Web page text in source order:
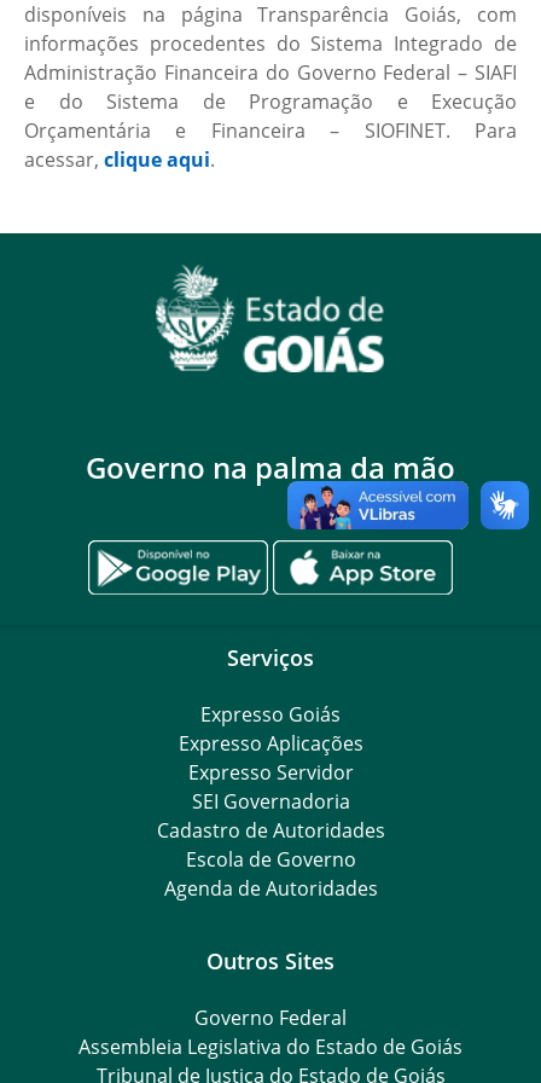
disponíveis na página Transparência Goiás, com
informações procedentes do Sistema Integrado de
Administração Financeira do Governo Federal – SIAFI
e do Sistema de Programação e Execução
Orçamentária e Financeira – SIOFINET. Para
acessar, clique aqui.
Governo na palma da mão
Serviços
Expresso Goiás
Expresso Aplicações
Expresso Servidor
SEI Governadoria
Cadastro de Autoridades
Escola de Governo
Agenda de Autoridades
Outros Sites
Governo Federal
Assembleia Legislativa do Estado de Goiás
Tribunal de Justiça do Estado de Goiás